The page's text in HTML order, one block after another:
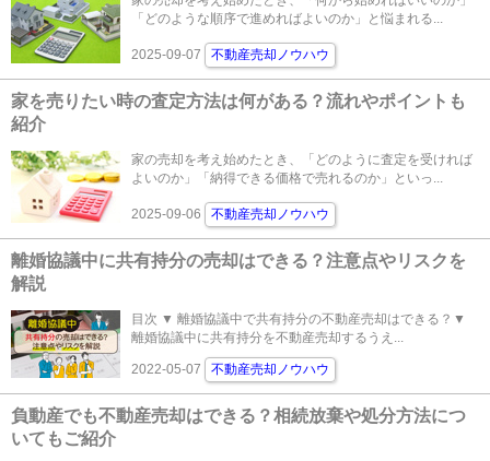
「どのような順序で進めればよいのか」と悩まれる...
2025-09-07 不動産売却ノウハウ
家を売りたい時の査定方法は何がある？流れやポイントも
紹介
家の売却を考え始めたとき、「どのように査定を受ければ
よいのか」「納得できる価格で売れるのか」といっ...
2025-09-06 不動産売却ノウハウ
離婚協議中に共有持分の売却はできる？注意点やリスクを
解説
目次 ▼ 離婚協議中で共有持分の不動産売却はできる？▼
離婚協議中に共有持分を不動産売却するうえ...
2022-05-07 不動産売却ノウハウ
負動産でも不動産売却はできる？相続放棄や処分方法につ
いてもご紹介